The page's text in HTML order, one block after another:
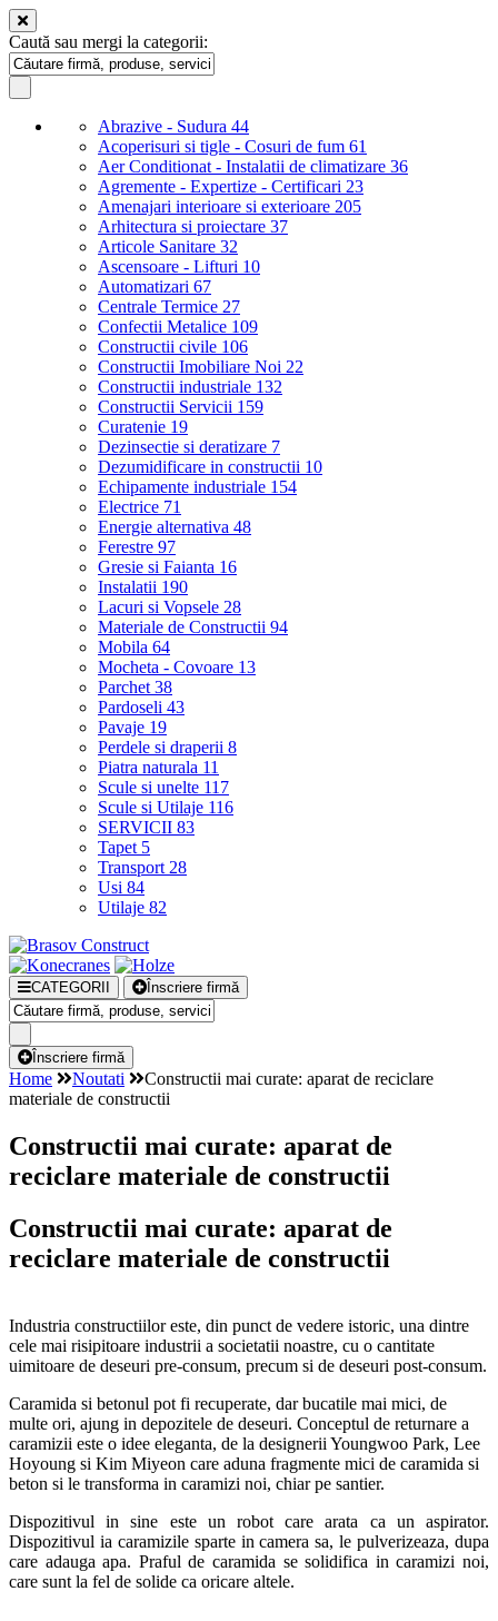
Caută sau mergi la categorii:
Abrazive - Sudura 44
Acoperisuri si tigle - Cosuri de fum 61
Aer Conditionat - Instalatii de climatizare 36
Agremente - Expertize - Certificari 23
Amenajari interioare si exterioare 205
Arhitectura si proiectare 37
Articole Sanitare 32
Ascensoare - Lifturi 10
Automatizari 67
Centrale Termice 27
Confectii Metalice 109
Constructii civile 106
Constructii Imobiliare Noi 22
Constructii industriale 132
Constructii Servicii 159
Curatenie 19
Dezinsectie si deratizare 7
Dezumidificare in constructii 10
Echipamente industriale 154
Electrice 71
Energie alternativa 48
Ferestre 97
Gresie si Faianta 16
Instalatii 190
Lacuri si Vopsele 28
Materiale de Constructii 94
Mobila 64
Mocheta - Covoare 13
Parchet 38
Pardoseli 43
Pavaje 19
Perdele si draperii 8
Piatra naturala 11
Scule si unelte 117
Scule si Utilaje 116
SERVICII 83
Tapet 5
Transport 28
Usi 84
Utilaje 82
CATEGORII Înscriere firmă
Înscriere firmă
Home Noutati
Constructii mai curate: aparat de reciclare
materiale de constructii
Constructii mai curate: aparat de
reciclare materiale de constructii
Constructii mai curate: aparat de
reciclare materiale de constructii
Industria constructiilor este, din punct de vedere istoric, una dintre
cele mai risipitoare industrii a societatii noastre, cu o cantitate
uimitoare de deseuri pre-consum, precum si de deseuri post-consum.
Caramida si betonul pot fi recuperate, dar bucatile mai mici, de
multe ori, ajung in depozitele de deseuri. Conceptul de returnare a
caramizii este o idee eleganta, de la designerii Youngwoo Park, Lee
Hoyoung si Kim Miyeon care aduna fragmente mici de caramida si
beton si le transforma in caramizi noi, chiar pe santier.
Dispozitivul in sine este un robot care arata ca un aspirator.
Dispozitivul ia caramizile sparte in camera sa, le pulverizeaza, dupa
care adauga apa. Praful de caramida se solidifica in caramizi noi,
care sunt la fel de solide ca oricare altele.